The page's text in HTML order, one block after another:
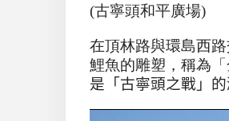
(古寧頭和平廣場)
在頂林路與環島西
鯉魚的雕塑，稱為「
是「古寧頭之戰」的